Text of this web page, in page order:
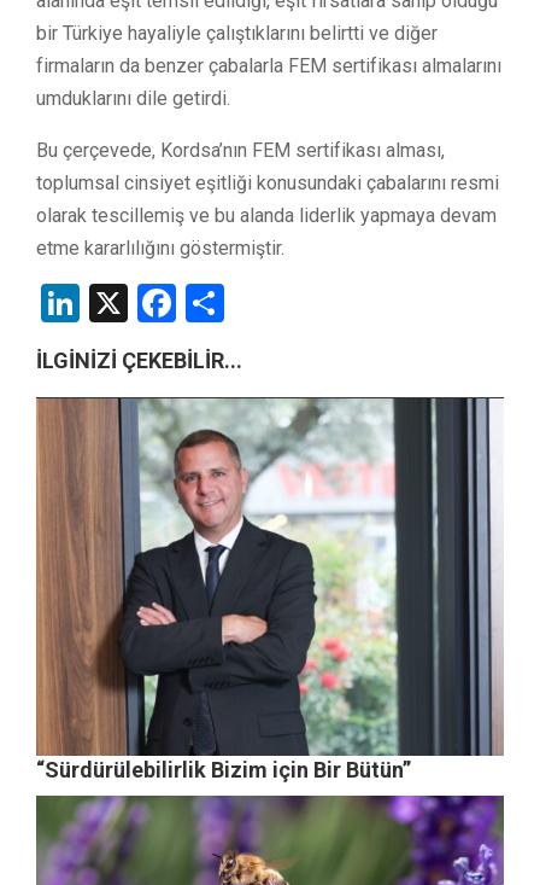
bir Türkiye hayaliyle çalıştıklarını belirtti ve diğer
firmaların da benzer çabalarla FEM sertifikası almalarını
umduklarını dile getirdi.
Bu çerçevede, Kordsa’nın FEM sertifikası alması,
toplumsal cinsiyet eşitliği konusundaki çabalarını resmi
olarak tescillemiş ve bu alanda liderlik yapmaya devam
etme kararlılığını göstermiştir.
LinkedIn
X Facebook
İLGİNİZİ ÇEKEBİLİR...
“Sürdürülebilirlik Bizim için Bir Bütün”